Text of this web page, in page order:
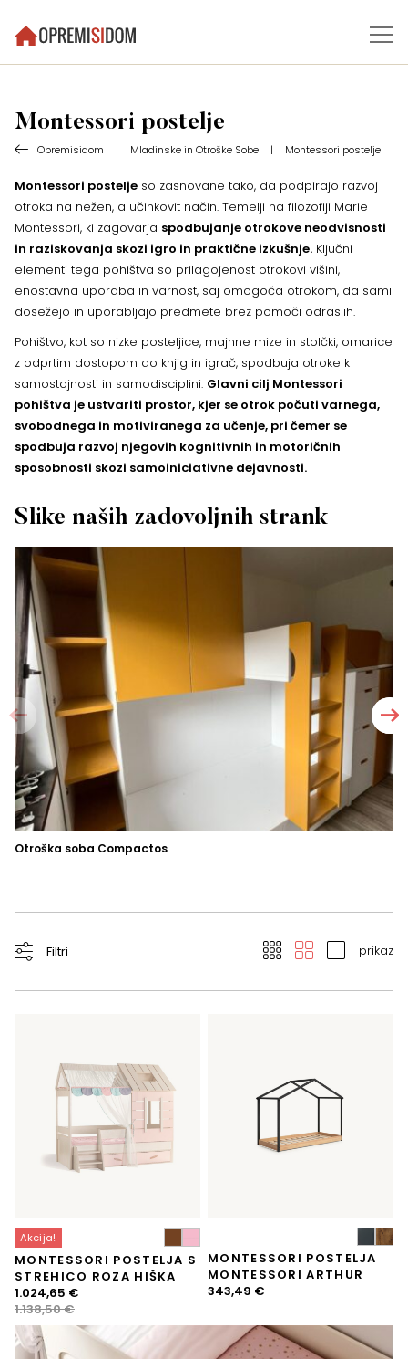
Montessori postelje
Opremisidom | Mladinske in Otroške Sobe | Montessori postelje
Montessori postelje so zasnovane tako, da podpirajo razvoj
otroka na nežen, a učinkovit način. Temelji na filozofiji Marie
Montessori, ki zagovarja spodbujanje otrokove neodvisnosti
in raziskovanja skozi igro in praktične izkušnje. Ključni
elementi tega pohištva so prilagojenost otrokovi višini,
enostavna uporaba in varnost, saj omogoča otrokom, da sami
dosežejo in uporabljajo predmete brez pomoči odraslih.
Pohištvo, kot so nizke posteljice, majhne mize in stolčki, omarice
z odprtim dostopom do knjig in igrač, spodbuja otroke k
samostojnosti in samodisciplini. Glavni cilj Montessori
pohištva je ustvariti prostor, kjer se otrok počuti varnega,
svobodnega in motiviranega za učenje, pri čemer se
spodbuja razvoj njegovih kognitivnih in motoričnih
sposobnosti skozi samoiniciativne dejavnosti.
Slike naših zadovoljnih strank
Otroška soba Compactos
Akcija!
MONTESSORI POSTELJA S
STREHICO ROZA HIŠKA
1.138,50€
Izvirna
cena
je
bila:
1.024,65 €
Trenutna
cena
je:
1.024,65 €.
MONTESSORI POSTELJA
MONTESSORI ARTHUR
343,49 €
Filtri prikaz